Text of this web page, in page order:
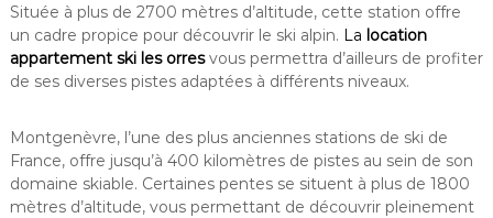
Située à plus de 2700 mètres d’altitude, cette station offre
un cadre propice pour découvrir le ski alpin. La location
appartement ski les orresvous permettra d’ailleurs de profiter
de ses diverses pistes adaptées à différents niveaux.
Montgenèvre, l’une des plus anciennes stations de ski de
France, offre jusqu’à 400 kilomètres de pistes au sein de son
domaine skiable. Certaines pentes se situent à plus de 1800
mètres d’altitude, vous permettant de découvrir pleinement